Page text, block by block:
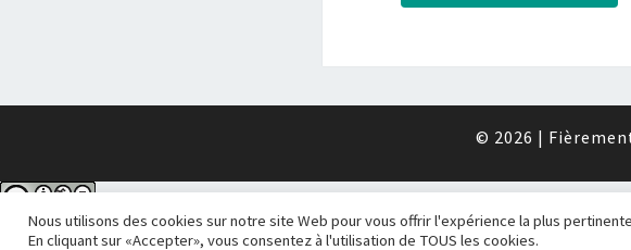
© 2026 |
Nous utilisons des cookies sur notre site Web pour vous offrir l'expérience la plus
En cliquant sur «Accepter», vous consentez à l'utilisation de TOUS les cookies.